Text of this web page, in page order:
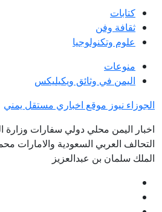
كتابات
ثقافة وفن
علوم وتكنولوجيا
منوعات
اليمن في وثائق ويكيليكس
الجوزاء نيوز موقع اخباري مستقل يمني
اخبار اليمن محلي دولي سفارات
التحالف العربي السعودية والامارات
الملك سلمان بن عبدالعزيز